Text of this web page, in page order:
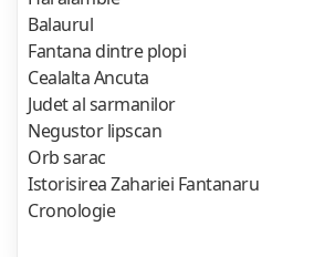
Balaurul
Fantana dintre plopi
Cealalta Ancuta
Judet al sarmanilor
Negustor lipscan
Orb sarac
Istorisirea Zahariei Fantanaru
Cronologie